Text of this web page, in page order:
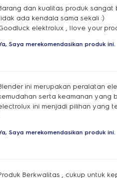
dan kualitas produk sangat
ada kendala sama sekali :)
elektrolux , Ilove your
Saya merekomendasikan produk ini.
ini merupakan peralatan
serta keamanan yang
ini menjadi pilihan yang
Saya merekomendasikan produk ini.
Berkwalitas , cukup untuk